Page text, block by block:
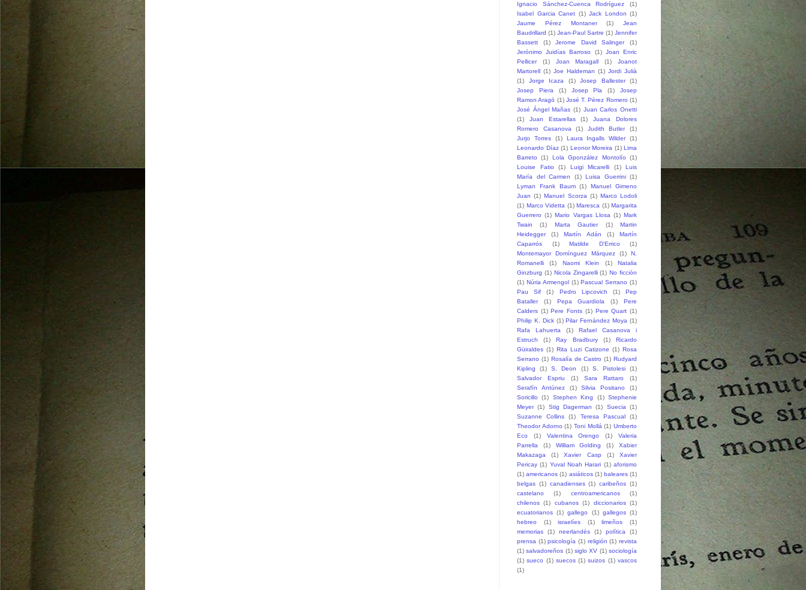
Ignacio Sánchez-Cuenca Rodríguez
(1)
Isabel Garcia Canet (1) Jack London (1)
Jaume Pérez Montaner
(1)
Jean
Baudrillard (1) Jean-Paul Sartre (1) Jennifer
Bassett
(1) Jerome David Salinger
(1)
Jerónimo Juidías Barroso
(1) Joan Enric
Pellicer
(1) Joan Maragall (1)
Joanot
Martorell (1) Joe Haldeman (1) Jordi Julià
(1)
Jorge Icaza (1) Josep Ballester
(1)
Josep Piera
(1) Josep Pla (1)
Josep
Ramon Aragó (1) José T. Pérez Romero (1)
José Ángel Mañas (1) Juan Carlos Onetti
(1)
Juan Estarellas (1)
Juana Dolores
Romero Casanova
(1) Judith Butler
(1)
Jurjo Torres
(1) Laura Ingalls Wilder
(1)
Leonardo Díaz (1) Leonor Moreira (1) Lima
Barreto
(1) Lola Gponzález Montolío
(1)
Louise Fatio
(1) Luigi Micarelli (1)
Luis
María del Carmen
(1) Luisa Guerrini (1)
Lyman Frank Baum
(1)
Manuel Gimeno
Juan (1) Manuel Scorza (1) Marco Lodoli
(1) Marco Videtta (1) Maresca (1) Margarita
Guerrero (1) Mario Vargas Llosa (1) Mark
Twain
(1) Marta Gautier (1)
Martin
Heidegger
(1) Martín Adán (1)
Martín
Caparrós
(1) Matilde D'Errico
(1)
Montemayor Domínguez Márquez
(1)
N.
Romanelli
(1) Naomi Klein (1)
Natalia
Ginzburg (1) Nicola Zingarelli (1) No ficción
(1) Núria Armengol (1) Pascual Serrano (1)
Pau Sif
(1) Pedro Lipcovich (1)
Pep
Bataller
(1) Pepa Guardiola (1)
Pere
Calders (1) Pere Fonts (1) Pere Quart (1)
Philip K. Dick (1) Pilar Fernández Moya (1)
Rafa Lahuerta
(1)
Rafael Casanova i
Estruch
(1) Ray Bradbury (1)
Ricardo
Güiraldes (1) Rita Luzi Catizone (1) Rosa
Serrano (1) Rosalía de Castro (1) Rudyard
Kipling
(1) S. Deon (1) S. Pistolesi
(1)
Salvador Espriu
(1) Sara Rattaro
(1)
Serafín Antúnez
(1) Silvia Positano
(1)
Soricillo
(1) Stephen King (1) Stephenie
Meyer (1) Stig Dagerman (1) Suecia
(1)
Suzanne Collins
(1) Teresa Pascual
(1)
Theodor Adorno (1) Toni Mollá (1) Umberto
Eco
(1) Valentina Orengo (1)
Valeria
Parrella
(1) William Golding (1)
Xabier
Makazaga
(1) Xavier Casp (1)
Xavier
Pericay (1) Yuval Noah Harari (1) aforismo
(1) americanos (1) asiáticos (1) baleares (1)
belgas (1) canadienses (1) caribeños (1)
castelano
(1) centroamericanos
(1)
chilenos (1) cubanos (1) diccionarios (1)
ecuatorianos (1) gallego (1) gallegos (1)
hebreo
(1) israelíes (1) limeños
(1)
memorias
(1) neerlandés (1) política
(1)
prensa (1) psicología (1) religión (1) revista
(1) salvadoreños (1) siglo XV (1) sociología
(1) sueco (1) suecos (1) suizos (1) vascos
(1)